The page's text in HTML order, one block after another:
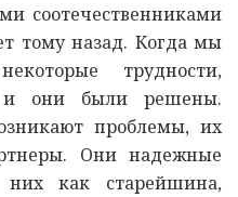
соотечественниками
тому назад. Когда мы
трудности,
и они были решены.
проблемы, их
Они надежные
как старейшина,